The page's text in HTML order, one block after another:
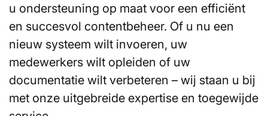
u ondersteuning op maat voor een efficiënt
en succesvol contentbeheer. Of u nu een
nieuw systeem wilt invoeren, uw
medewerkers wilt opleiden of uw
documentatie wilt verbeteren – wij staan u bij
met onze uitgebreide expertise en toegewijde